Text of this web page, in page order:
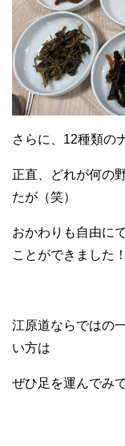
さらに、12種類の
正直、どれが何の
たが（笑）
おかわりも自由に
ことができました！
江原道ならではの
い方は
ぜひ足を運んでみ